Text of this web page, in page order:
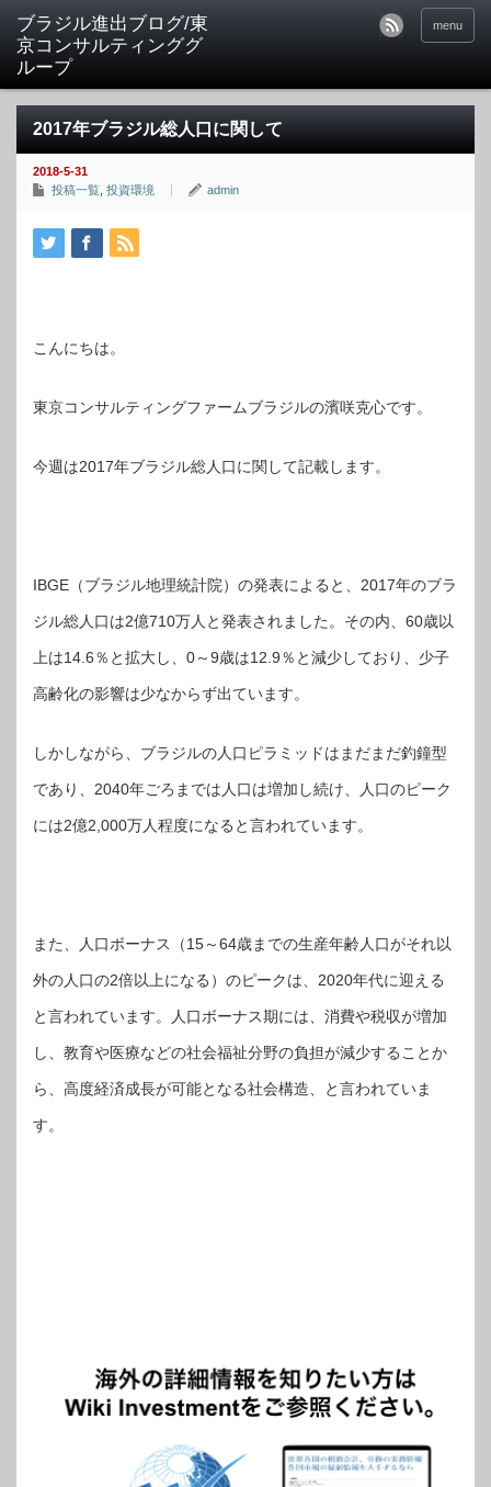
ブラジル進出ブログ/東
京コンサルティンググ
ループ
menu
2017年ブラジル総人口に関して
2018-5-31
投稿一覧 投資環境 admin
こんにちは。
東京コンサルティングファームブラジルの濱咲克心です。
今週は2017年ブラジル総人口に関して記載します。
IBGE（ブラジル地理統計院）の発表によると、2017年のブラ
ジル総人口は2億710万人と発表されました。その内、60歳以
上は14.6％と拡大し、0～9歳は12.9％と減少しており、少子
高齢化の影響は少なからず出ています。
しかしながら、ブラジルの人口ピラミッドはまだまだ釣鐘型
であり、2040年ごろまでは人口は増加し続け、人口のピーク
には2億2,000万人程度になると言われています。
また、人口ボーナス（15～64歳までの生産年齢人口がそれ以
外の人口の2倍以上になる）のピークは、2020年代に迎える
と言われています。人口ボーナス期には、消費や税収が増加
し、教育や医療などの社会福祉分野の負担が減少することか
ら、高度経済成長が可能となる社会構造、と言われていま
す。